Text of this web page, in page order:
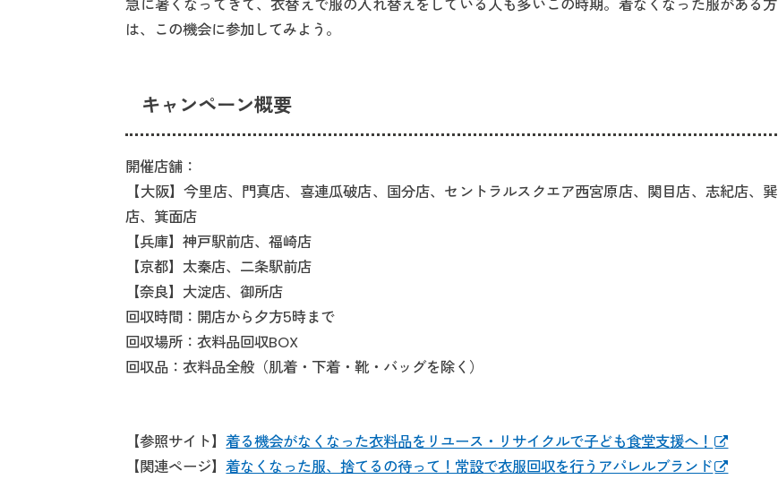
急に暑くなってきて、衣替えで服の入れ替えをしている人も多いこの時期。着なくなった服がある方
は、この機会に参加してみよう。
キャンペーン概要
開催店舗：
【大阪】今里店、門真店、喜連瓜破店、国分店、セントラルスクエア西宮原店、関目店、志紀店、巽
店、箕面店
【兵庫】神戸駅前店、福崎店
【京都】太秦店、二条駅前店
【奈良】大淀店、御所店
回収時間：開店から夕方5時まで
回収場所：衣料品回収BOX
回収品：衣料品全般（肌着・下着・靴・バッグを除く）
【参照サイト】着る機会がなくなった衣料品をリユース・リサイクルで子ども食堂支援へ！
【関連ページ】着なくなった服、捨てるの待って！常設で衣服回収を行うアパレルブランド